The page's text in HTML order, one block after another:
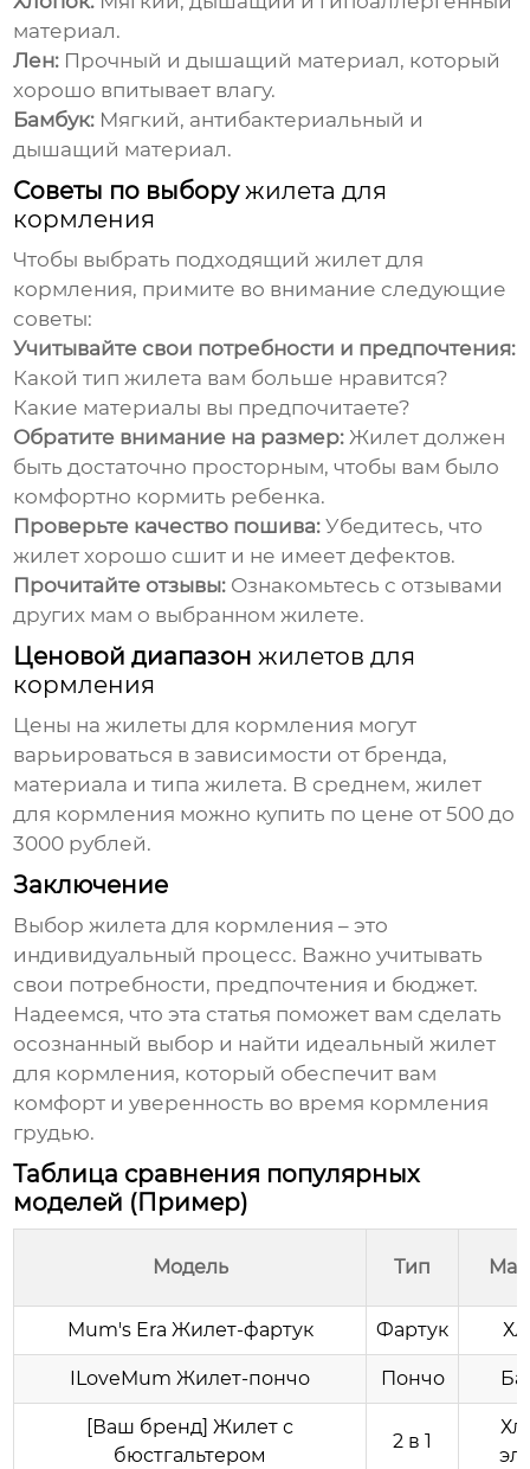
материал.
Лен: Прочный и дышащий материал, который
хорошо впитывает влагу.
Бамбук: Мягкий, антибактериальный и
дышащий материал.
Советы по выборужилета для
кормления
Чтобы выбрать подходящийжилет для
кормления, примите во внимание следующие
советы:
Учитывайте свои потребности и предпочтения:
Какой тип жилета вам больше нравится?
Какие материалы вы предпочитаете?
Обратите внимание на размер: Жилет должен
быть достаточно просторным, чтобы вам было
комфортно кормить ребенка.
Проверьте качество пошива: Убедитесь, что
жилет хорошо сшит и не имеет дефектов.
Прочитайте отзывы: Ознакомьтесь с отзывами
других мам о выбранном жилете.
Ценовой диапазонжилетов для
кормления
Цены нажилеты для кормления могут
варьироваться в зависимости от бренда,
материала и типа жилета. В среднем,жилет
для кормления можно купить по цене от 500 до
3000 рублей.
Заключение
Выборжилета для кормления – это
индивидуальный процесс. Важно учитывать
свои потребности, предпочтения и бюджет.
Надеемся, что эта статья поможет вам сделать
осознанный выбор и найти идеальныйжилет
для кормления, который обеспечит вам
комфорт и уверенность во время кормления
грудью.
Таблица сравнения популярных
моделей (Пример)
Модель Тип
Mum's Era Жилет-фартук Фартук
ILoveMum Жилет-пончо Пончо
[Ваш бренд] Жилет с
бюстгальтером
2 в 1